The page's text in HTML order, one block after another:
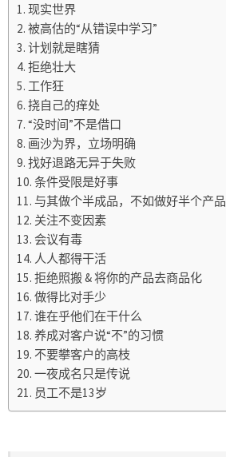
现实世界
被高估的“从错误中学习”
计划就是瞎猜
拒绝壮大
工作狂
挠自己的痒处
“没时间”不是借口
画沙为界，立场明确
找好退路无异于失败
条件受限是好事
与其做个半成品，不如做好半个产品
关注不变因素
会议有毒
人人都得干活
拒绝照搬 & 将你的产品去商品化
做得比对手少
谁在乎他们在干什么
养成对客户说“不”的习惯
不要攀客户的高枝
一夜成名只是传说
员工不是13岁